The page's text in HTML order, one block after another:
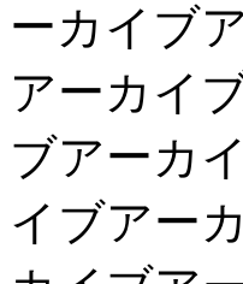
ーカイブ
アーカイ
ブアーカ
イブアー